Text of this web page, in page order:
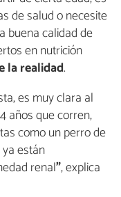
de salud o necesite
buena calidad de
en nutrición
la realidad.
es muy clara al
años que corren,
como un perro de
están
renal", explica